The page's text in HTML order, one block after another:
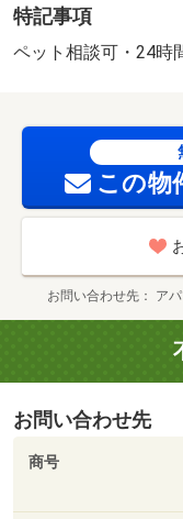
決済」となります
ト 機関保証加入必
校・７２３ｍ コン
ｍ 病院・３９６
の案内可能◇ ☆有
レジット決済可！
産協会 公取協名：
円/室内清掃費用
特記事項
ペット相談可・24時
この物
お問い合わせ先 ア
お問い合わせ先
商号